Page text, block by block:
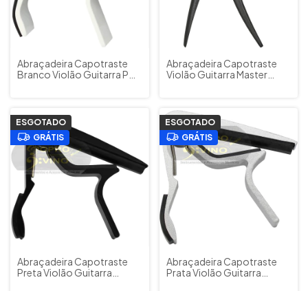
Abraçadeira Capotraste
Branco Violão Guitarra PHX
Abraçadeira Capotraste
Violão Guitarra Master
ESGOTADO
GRÁTIS
Abraçadeira Capotraste
Preta Violão Guitarra
ESGOTADO
GRÁTIS
Abraçadeira Capotraste
Prata Violão Guitarra